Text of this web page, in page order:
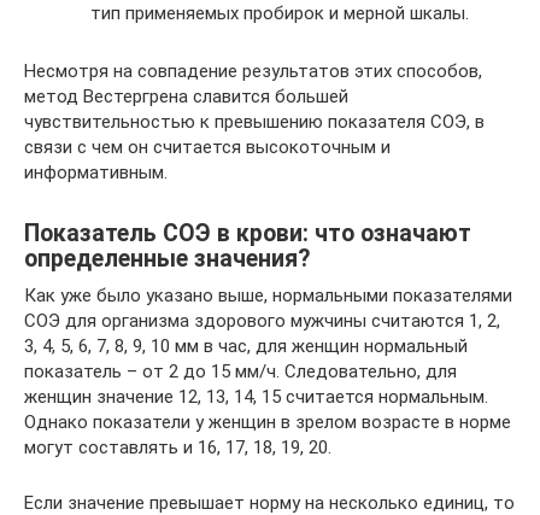
тип применяемых пробирок и мерной шкалы.
Несмотря на совпадение результатов этих способов,
метод Вестергрена славится большей
чувствительностью к превышению показателя СОЭ, в
связи с чем он считается высокоточным и
информативным.
Показатель СОЭ в крови: что означают
определенные значения?
Как уже было указано выше, нормальными показателями
СОЭ для организма здорового мужчины считаются 1, 2,
3, 4, 5, 6, 7, 8, 9, 10 мм в час, для женщин нормальный
показатель – от 2 до 15 мм/ч. Следовательно, для
женщин значение 12, 13, 14, 15 считается нормальным.
Однако показатели у женщин в зрелом возрасте в норме
могут составлять и 16, 17, 18, 19, 20.
Если значение превышает норму на несколько единиц, то